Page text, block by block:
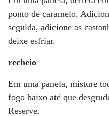
ponto de caramelo.
seguida, adicione as
deixe esfriar.
recheio
Em uma panela, misture
fogo baixo até que
Reserve.